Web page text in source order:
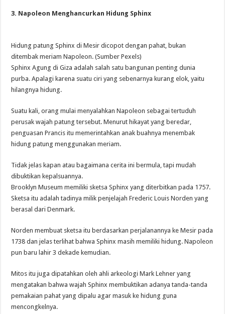
3. Napoleon Menghancurkan Hidung Sphinx
Hidung patung Sphinx di Mesir dicopot dengan pahat, bukan
ditembak meriam Napoleon. (Sumber Pexels)
Sphinx Agung di Giza adalah salah satu bangunan penting dunia
purba. Apalagi karena suatu ciri yang sebenarnya kurang elok, yaitu
hilangnya hidung.
Suatu kali, orang mulai menyalahkan Napoleon sebagai tertuduh
perusak wajah patung tersebut. Menurut hikayat yang beredar,
penguasan Prancis itu memerintahkan anak buahnya menembak
hidung patung menggunakan meriam.
Tidak jelas kapan atau bagaimana cerita ini bermula, tapi mudah
dibuktikan kepalsuannya.
Brooklyn Museum memiliki sketsa Sphinx yang diterbitkan pada 1757.
Sketsa itu adalah tadinya milik penjelajah Frederic Louis Norden yang
berasal dari Denmark.
Norden membuat sketsa itu berdasarkan perjalanannya ke Mesir pada
1738 dan jelas terlihat bahwa Sphinx masih memiliki hidung. Napoleon
pun baru lahir 3 dekade kemudian.
Mitos itu juga dipatahkan oleh ahli arkeologi Mark Lehner yang
mengatakan bahwa wajah Sphinx membuktikan adanya tanda-tanda
pemakaian pahat yang dipalu agar masuk ke hidung guna
mencongkelnya.